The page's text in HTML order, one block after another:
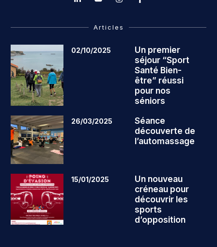
Articles
02/10/2025
Un premier
séjour “Sport
Santé Bien-
être” réussi
pour nos
séniors
26/03/2025
Séance
découverte de
l’automassage
15/01/2025
Un nouveau
créneau pour
découvrir les
sports
d’opposition